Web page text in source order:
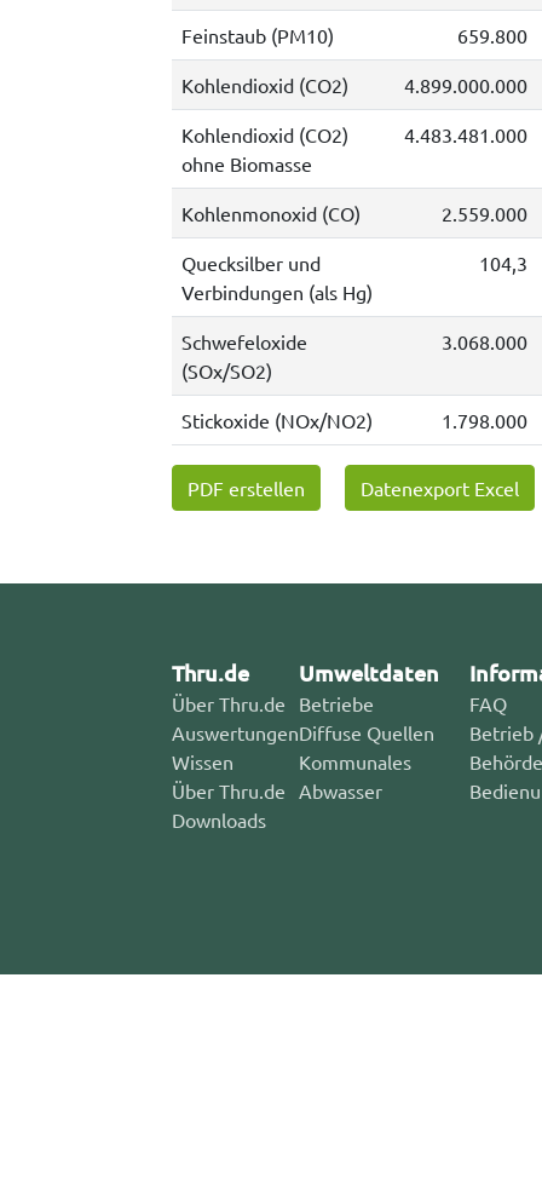
Feinstaub (PM10) 659.800
Kohlendioxid (CO2) 4.899.000.000
Kohlendioxid (CO2)
ohne Biomasse
4.483.481.000
Kohlenmonoxid (CO) 2.559.000
Quecksilber und
Verbindungen (als Hg)
104,3
Schwefeloxide
(SOx/SO2)
3.068.000
Stickoxide (NOx/NO2) 1.798.000
PDF erstellen Datenexport Excel
Thru.de
Über Thru.de
Auswertungen
Wissen
Über Thru.de
Downloads
Umweltdaten
Betriebe
Diffuse Quellen
Kommunales
Abwasser
FAQ
Betrieb